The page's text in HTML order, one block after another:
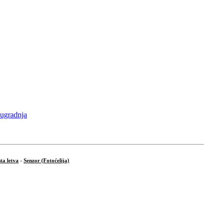
letva - Senzor (Fotoćelija)